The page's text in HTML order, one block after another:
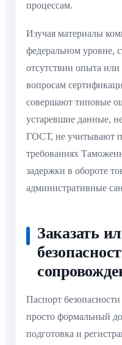
процессам.
Изучая материалы
федеральном уровне,
отсутствии опыта
вопросам
совершают типовые
устаревшие данные,
ГОСТ, не учитывают
требованиях
задержки в обороте
административные
Заказать
Паспорт
просто формальный
подготовка и